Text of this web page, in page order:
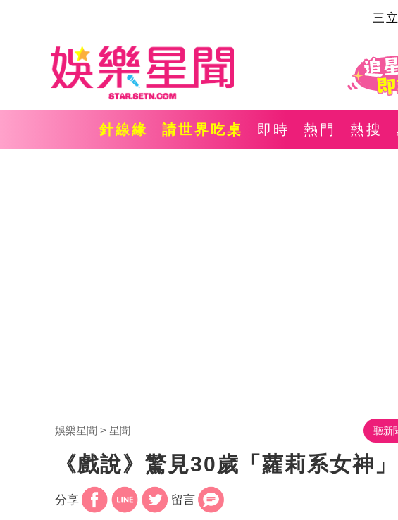
三
針線緣 請世界吃桌 即時 熱門 熱搜
娛樂星聞 星聞 聽新
《戲說》驚見30歲「蘿莉系女神
分享 留言